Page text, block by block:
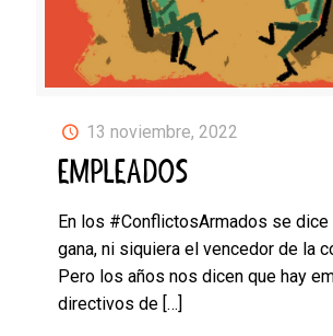
13 noviembre, 2022
EMPLEADOS
En los #ConflictosArmados se dice
gana, ni siquiera el vencedor de la
Pero los años nos dicen que hay
directivos de […]